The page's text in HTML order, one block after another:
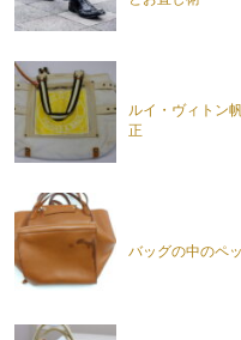
ルイ・ヴィトン
正
バッグの中のペ